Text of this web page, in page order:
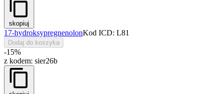
skopiuj
17-hydroksypregnenolonKod ICD: L81
Dodaj do koszyka
-15%
z kodem: sier26b